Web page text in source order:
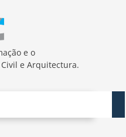
e o
e Arquitectura.